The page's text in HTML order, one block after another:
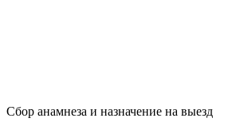
Сбор анамнеза и назначение на выезд